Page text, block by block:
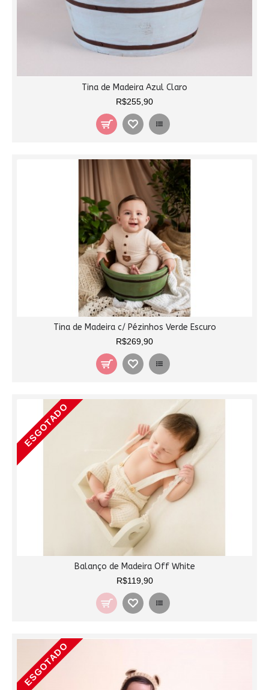
Tina de Madeira Azul Claro
R$255,90
Tina de Madeira c/ Pézinhos Verde Escuro
R$269,90
ESGOTADO
Balanço de Madeira Off White
R$119,90
ESGOTADO